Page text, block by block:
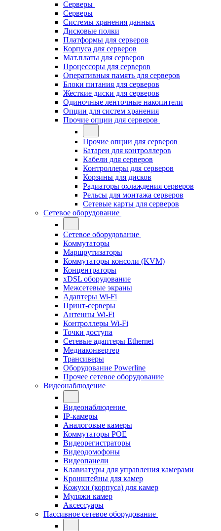
Серверы
Серверы
Системы хранения данных
Дисковые полки
Платформы для серверов
Корпуса для серверов
Мат.платы для серверов
Процессоры для серверов
Оперативныя память для серверов
Блоки питания для серверов
Жесткие диски для серверов
Одиночные ленточные накопители
Опции для систем хранения
Прочие опции для серверов
Прочие опции для серверов
Батареи для контроллеров
Кабели для серверов
Контроллеры для серверов
Корзины для дисков
Радиаторы охлаждения серверов
Рельсы для монтажа серверов
Сетевые карты для серверов
Сетевое оборудование
Сетевое оборудование
Коммутаторы
Маршрутизаторы
Коммутаторы консоли (KVM)
Концентраторы
xDSL оборудование
Межсетевые экраны
Адаптеры Wi-Fi
Принт-серверы
Антенны Wi-Fi
Контроллеры Wi-Fi
Точки доступа
Сетевые адаптеры Ethernet
Медиаконвертер
Трансиверы
Оборудование Powerline
Прочее сетевое оборудование
Видеонаблюдение
Видеонаблюдение
IP-камеры
Аналоговые камеры
Коммутаторы POE
Видеорегистраторы
Видеодомофоны
Видеопанели
Клавиатуры для управления камерами
Кронштейны для камер
Кожухи (корпуса) для камер
Муляжи камер
Аксессуары
Пассивное сетевое оборудование